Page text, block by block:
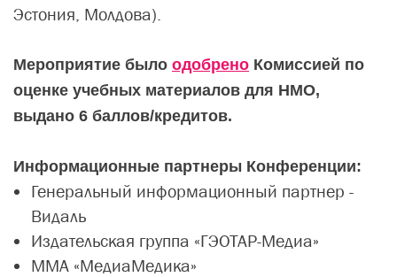
Эстония, Молдова).
Мероприятие было одобрено Комиссией по
оценке учебных материалов для НМО,
выдано 6 баллов/кредитов.
Информационные партнеры Конференции:
Генеральный информационный партнер -
Видаль
Издательская группа «ГЭОТАР-Медиа»
ММА «МедиаМедика»